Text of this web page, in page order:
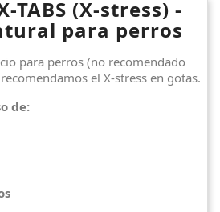
TABS (X-stress) -
para perros
para perros (no recomendado
el X-stress en gotas.
de: